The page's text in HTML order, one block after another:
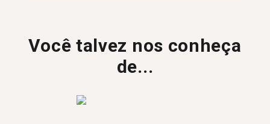
Você talvez nos conheça
de...